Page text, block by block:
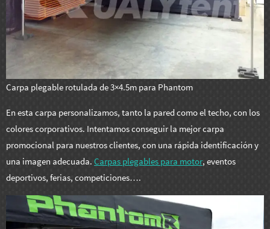
Carpa plegable rotulada de 3×4.5m para Phantom
En esta carpa personalizamos, tanto la pared como el techo, con los
colores corporativos. Intentamos conseguir la mejor carpa
promocional para nuestros clientes, con una rápida identificación y
una imagen adecuada. Carpas plegables para motor, eventos
deportivos, ferias, competiciones….